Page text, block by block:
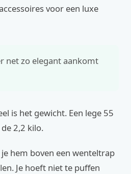
voor een luxe
net zo elegant aankomt
is het gewicht. Een lege 55
2,2 kilo.
hem boven een wenteltrap
Je hoeft niet te puffen